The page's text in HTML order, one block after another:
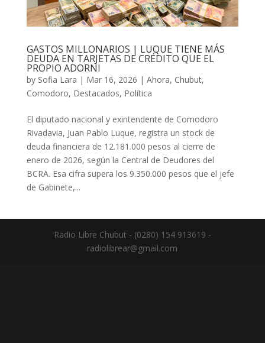
GASTOS MILLONARIOS | LUQUE TIENE MÁS
DEUDA EN TARJETAS DE CRÉDITO QUE EL
PROPIO ADORNI
by Sofia Lara | Mar 16, 2026 | Ahora, Chubut,
Comodoro, Destacados, Política
El diputado nacional y exintendente de Comodoro
Rivadavia, Juan Pablo Luque, registra un stock de
deuda financiera de 12.181.000 pesos al cierre de
enero de 2026, según la Central de Deudores del
BCRA. Esa cifra supera los 9.350.000 pesos que el jefe
de Gabinete,...
Radio Libre Chubut - (0280) 154 913619 -
radiolibrear@gmail.com